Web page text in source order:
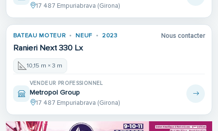
17 487 Empuriabrava (Girona)
BATEAU MOTEUR NEUF 2023
Ranieri Next 330 Lx
Nous contacter
10,15 m × 3 m
VENDEUR PROFESSIONNEL
Metropol Group
17 487 Empuriabrava (Girona)